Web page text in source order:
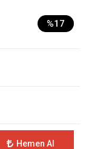
%17
Hemen Al